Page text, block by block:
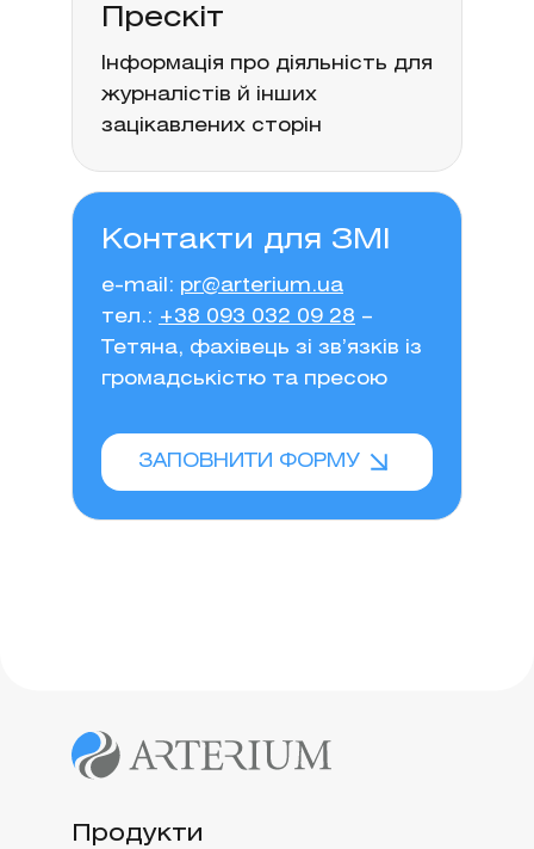
Прескіт
Інформація про діяльність для
журналістів й інших
зацікавлених сторін
ЗАПОВНИТИ ФОРМУ
Контакти для ЗМІ
e-mail: pr@arterium.ua
тел.: +38 093 032 09 28 –
Тетяна, фахівець зі зв’язків із
громадськістю та пресою
Продукти